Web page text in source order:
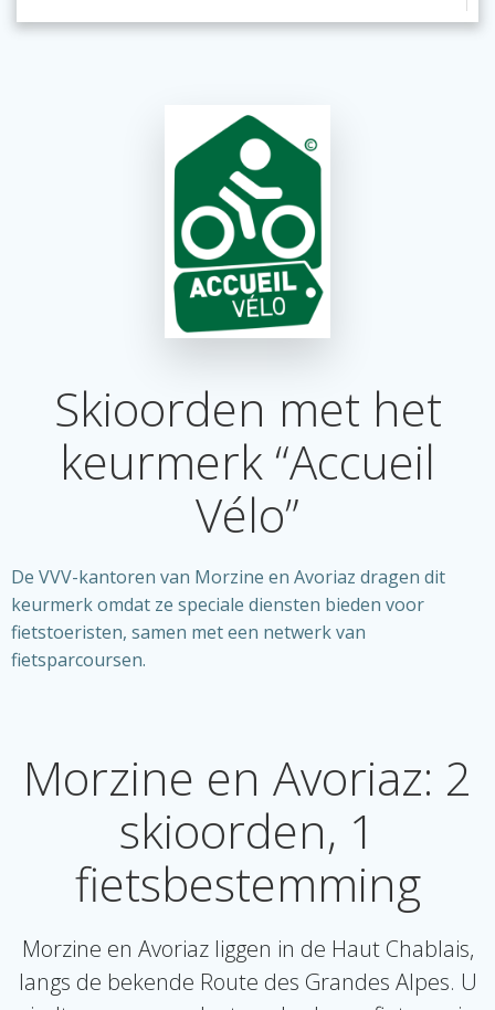
Skioorden met het
keurmerk “Accueil
Vélo”
De VVV-kantoren van Morzine en Avoriaz dragen dit
keurmerk omdat ze speciale diensten bieden voor
fietstoeristen, samen met een netwerk van
fietsparcoursen.
Morzine en Avoriaz: 2
skioorden, 1
fietsbestemming
Morzine en Avoriaz liggen in de Haut Chablais,
langs de bekende Route des Grandes Alpes. U